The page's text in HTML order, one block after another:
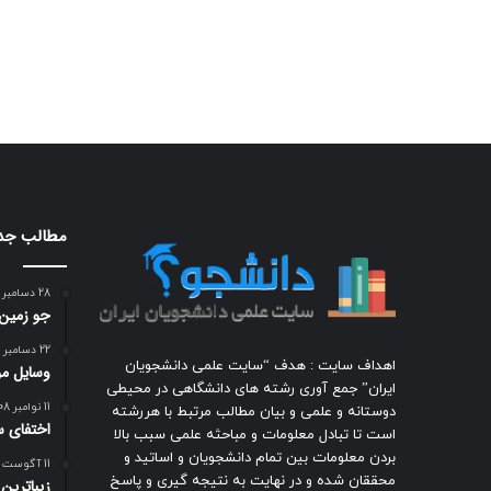
اهداف سایت : هدف “سایت علمی دانشجویان
ایران” جمع آوری رشته های دانشگاهی در محیطی
دوستانه و علمی و بیان مطالب مرتبط با هررشته
است تا تبادل معلومات و مباحثه علمی سبب بالا
بردن معلومات بین تمام دانشجویان و اساتید و
محققان شده و در نهایت به نتیجه گیری و پاسخ
مطالب
28 دسامبر 2009
جو
22 دسامبر 2018
وسایل
11 نوامبر 2008
اختفای
11 آگوست 2009